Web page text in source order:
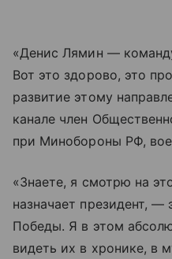
«Денис Лямин —
Вот это здорово, это
развитие этому
канале член
при Минобороны РФ,
«Знаете, я смотрю на
назначает президент,
Победы. Я в этом
видеть их в хронике, в